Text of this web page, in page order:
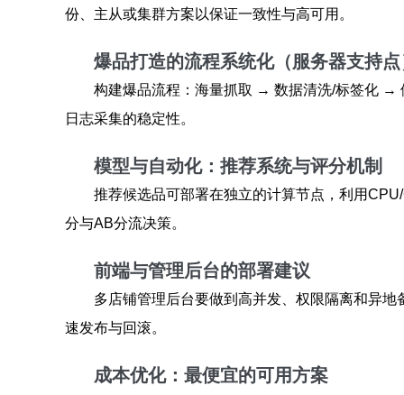
份、主从或集群方案以保证一致性与高可用。
爆品打造的流程系统化（服务器支持点
构建爆品流程：海量抓取 → 数据清洗/标签化 →
日志采集的稳定性。
模型与自动化：推荐系统与评分机制
推荐候选品可部署在独立的计算节点，利用
分与AB分流决策。
前端与管理后台的部署建议
多店铺管理后台要做到高并发、权限隔离和异
速发布与回滚。
成本优化：最便宜的可用方案